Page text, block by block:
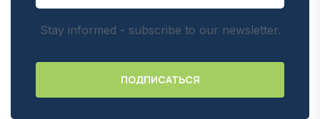
Stay informed - subscribe to our newsletter.